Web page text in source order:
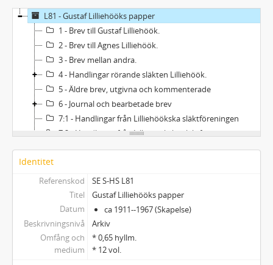
L81 - Gustaf Lilliehööks papper
1 - Brev till Gustaf Lilliehöök.
2 - Brev till Agnes Lilliehöök.
3 - Brev mellan andra.
4 - Handlingar rörande släkten Lilliehöök.
5 - Äldre brev, utgivna och kommenterade
6 - Journal och bearbetade brev
7:1 - Handlingar från Lilliehöökska släktföreningen
7:2 - Handlingar från Lilliehöökska släktföreningen
8 - Material rörande Säffle kanalbolag.
10 - Avskrifter av brev och om släktforskning.
11 - Genealogica, pressklipp.
12 - Ugglepapperna (kladd).
13 - Diverse
Identitet
Referenskod
SE S-HS L81
Titel
Gustaf Lilliehööks papper
Datum
ca 1911--1967 (Skapelse)
Beskrivningsnivå
Arkiv
Omfång och
medium
* 0,65 hyllm.
* 12 vol.